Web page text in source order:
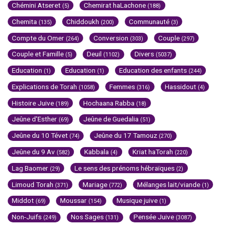
Chémini Atseret (5) Chemirat haLachone (188)
Chemita (135) Chiddoukh (200) Communauté (3)
Compte du Omer (264) Conversion (303) Couple (297)
Couple et Famille (5) Deuil (1102) Divers (5037)
Education (1) Education (1) Education des enfants (244)
Explications de Torah (1058) Femmes (316) Hassidout (4)
Histoire Juive (189) Hochaana Rabba (18)
Jeûne d'Esther (69) Jeûne de Guedalia (51)
Jeûne du 10 Tévet (74) Jeûne du 17 Tamouz (270)
Jeûne du 9 Av (582) Kabbala (4) Kriat haTorah (220)
Lag Baomer (29) Le sens des prénoms hébraïques (2)
Limoud Torah (371) Mariage (772) Mélanges lait/viande (1)
Middot (69) Moussar (154) Musique juive (1)
Non-Juifs (249) Nos Sages (131) Pensée Juive (3087)